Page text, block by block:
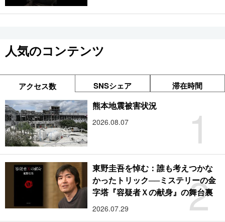
人気のコンテンツ
アクセス数 SNSシェア 滞在時間
1
熊本地震被害状況
2026.08.07
2
東野圭吾を悼む：誰も考えつかな
かったトリック──ミステリーの金
字塔『容疑者Ｘの献身』の舞台裏
2026.07.29